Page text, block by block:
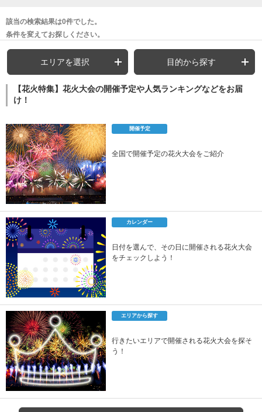
該当の検索結果は0件でした。
条件を変えてお探しください。
エリアを選択 目的から探す
【花火特集】花火大会の開催予定や人気ランキングなどをお届
け！
開催予定
全国で開催予定の花火大会をご紹介
カレンダー
日付を選んで、その日に開催される花火大会
をチェックしよう！
エリアから探す
行きたいエリアで開催される花火大会を探そ
う！